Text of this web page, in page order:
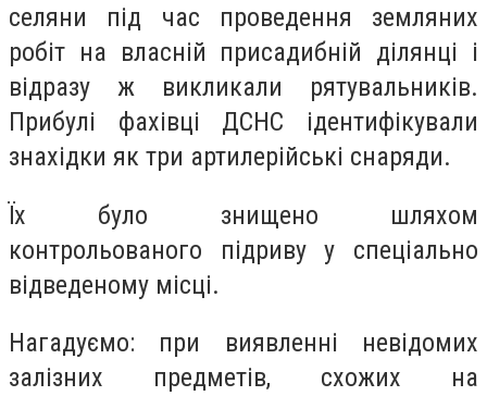
селяни під час проведення земляних
робіт на власній присадибній ділянці і
відразу ж викликали рятувальників.
Прибулі фахівці ДСНС ідентифікували
знахідки як три артилерійські снаряди.
Їх було знищено шляхом
контрольованого підриву у спеціально
відведеному місці.
Нагадуємо: при виявленні невідомих
залізних предметів, схожих на